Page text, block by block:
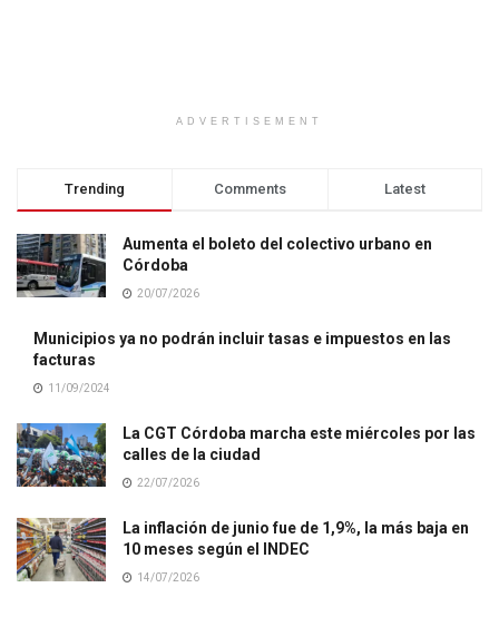
ADVERTISEMENT
Trending Comments Latest
Aumenta el boleto del colectivo urbano en
Córdoba
20/07/2026
Municipios ya no podrán incluir tasas e impuestos en las
facturas
11/09/2024
La CGT Córdoba marcha este miércoles por las
calles de la ciudad
22/07/2026
La inflación de junio fue de 1,9%, la más baja en
10 meses según el INDEC
14/07/2026